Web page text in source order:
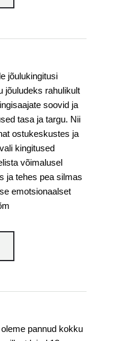
jõulukingitusi
jõuludeks rahulikult
soovid ja
tasa ja targu. Nii
ostukeskustes ja
kingitused
võimalusel
ja tehes pea silmas
emotsionaalset
pannud kokku